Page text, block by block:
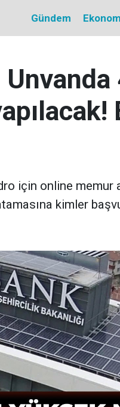
Gündem
için online memur
kimler